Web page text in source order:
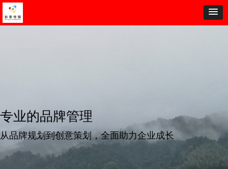
专业的品牌管理
从品牌规划到创意策划，全面助力企业成长